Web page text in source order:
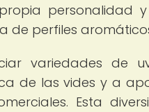
personalidad
perfiles
variedades de
de las vides y a
Esta